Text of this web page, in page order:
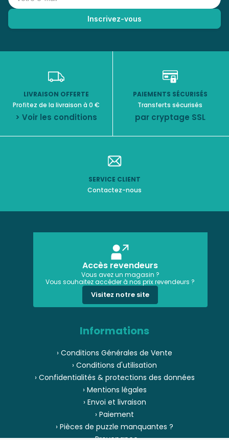
LIVRAISON OFFERTE
Profitez de la livraison à 0 €
> Voir les conditions
PAIEMENTS SÉCURISÉS
Transferts sécurisés
par cryptage SSL
SERVICE CLIENT
Contactez-nous
Accès revendeurs
Vous avez un magasin ?
Vous souhaitez accéder à nos prix revendeurs ?
Visitez notre site
Informations
› Conditions Générales de Vente
› Conditions d'utilisation
› Confidentialités & protections des données
› Mentions légales
› Envoi et livraison
› Paiement
› Pièces de puzzle manquantes ?